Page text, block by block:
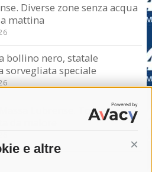
e altre
Diverse zone senza acqua
mattina
bollino nero, statale
sorvegliata speciale
Lubrense. Torna a casa